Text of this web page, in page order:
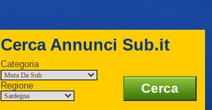
Cerca Annunci Sub.it
Categoria
Regione